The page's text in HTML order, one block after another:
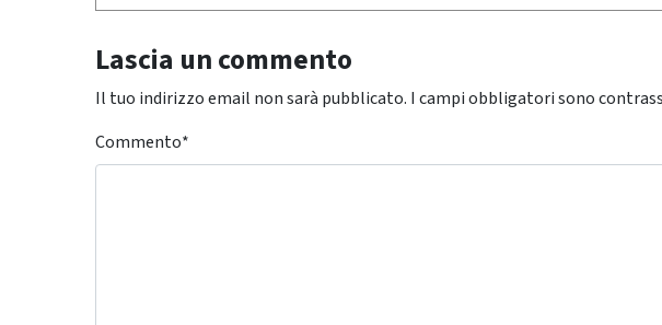
Lascia un commento
Il tuo indirizzo email non sarà pubblicato. I campi obbligatori sono
Commento*